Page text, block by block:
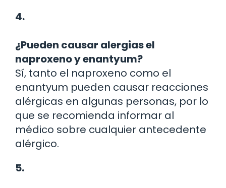
4.
¿Pueden causar alergias el
naproxeno y enantyum?
Sí, tanto el naproxeno como el
enantyum pueden causar reacciones
alérgicas en algunas personas, por lo
que se recomienda informar al
médico sobre cualquier antecedente
alérgico.
5.